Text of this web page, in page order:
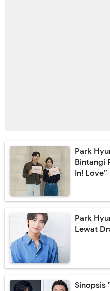
Park
Bintangi
In! Love”
Park
Lewat
Sinopsis